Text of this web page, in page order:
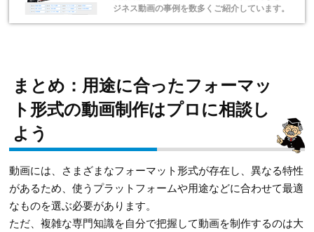
ジネス動画の事例を数多くご紹介しています。
まとめ：用途に合ったフォーマッ
ト形式の動画制作はプロに相談し
よう
動画には、さまざまなフォーマット形式が存在し、異なる特性
があるため、使うプラットフォームや用途などに合わせて最適
なものを選ぶ必要があります。
ただ、複雑な専門知識を自分で把握して動画を制作するのは大